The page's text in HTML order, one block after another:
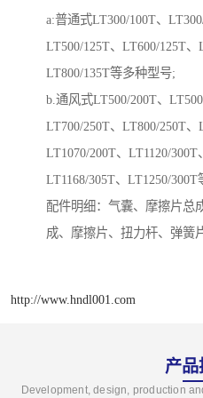
a:普通式LT300/100T、
LT500/125T、LT600/125T、
LT800/135T等多种型号;
b.通风式LT500/200T、
LT700/250T、LT800/250T、
LT1070/200T、LT1120/300T
LT1168/305T、LT1250/300T
配件明细：气囊、摩擦片总
成、摩擦片、扭力杆、弹簧
http://www.hndl001.com
产品
Development, design, production